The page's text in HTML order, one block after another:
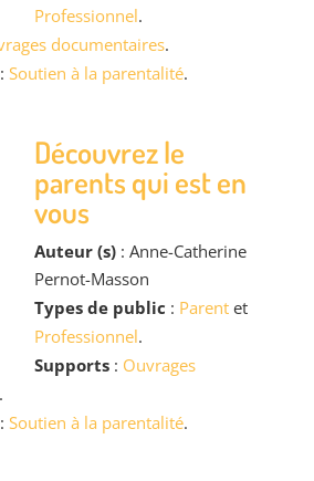
Professionnel.
documentaires.
Soutien à la parentalité.
Découvrez le
parents qui est en
vous
Auteur (s): Anne-Catherine
Pernot-Masson
Types de public : Parentet
Professionnel.
Supports: Ouvrages
Soutien à la parentalité.